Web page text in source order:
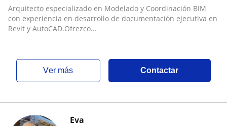
Arquitecto especializado en Modelado y Coordinación BIM
con experiencia en desarrollo de documentación ejecutiva en
Revit y AutoCAD.Ofrezco...
ver más Contactar
Eva